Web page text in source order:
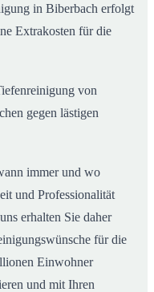
in Biberbach erfolgt
Extrakosten für die
von
gegen lästigen
immer und wo
und Professionalität
erhalten Sie daher
für die
Einwohner
und mit Ihren